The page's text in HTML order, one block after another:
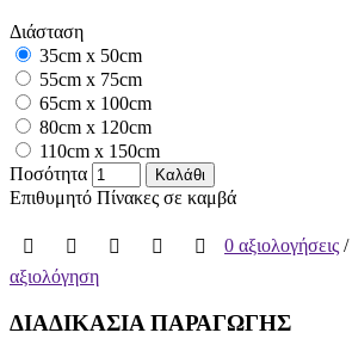
Διάσταση
35cm x 50cm
55cm x 75cm
65cm x 100cm
80cm x 120cm
110cm x 150cm
Ποσότητα
Καλάθι
Επιθυμητό Πίνακες σε καμβά
0 αξιολογήσεις /
αξιολόγηση
ΔΙΑΔΙΚΑΣΙΑ ΠΑΡΑΓΩΓΗΣ